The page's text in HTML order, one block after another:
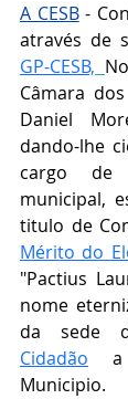
A CESB -
através de
GP-CESB,
Câmara
dando-lhe
cargo de
municipal,
titulo de
Mérito do
"Pactius
nome
da sede
Cidadão a
Municipio.